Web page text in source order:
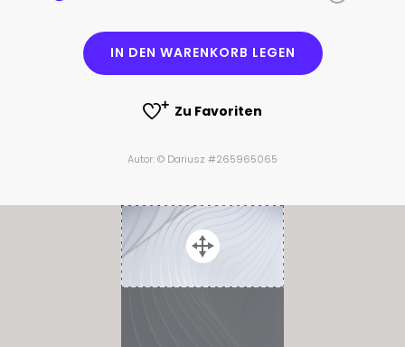
IN DEN WARENKORB LEGEN
Zu Favoriten
Autor: © Dariusz #265965065